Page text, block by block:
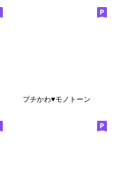
プチかわ♥モノトーン